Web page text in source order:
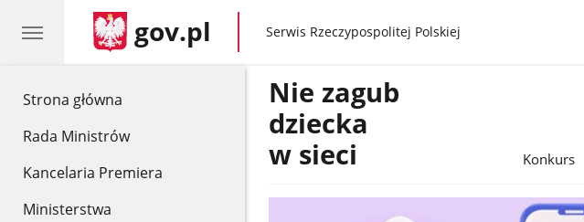
Strona główna
Rada Ministrów
Kancelaria Premiera
Ministerstwa
gov.pl gov.pl
Serwis Rzeczypospolitej Polskiej
Nie zagub
dziecka
w sieci
Konkurs